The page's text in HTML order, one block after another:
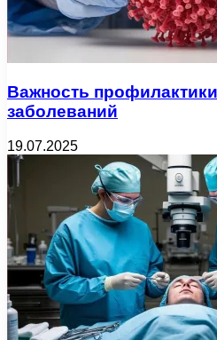
Важность
заболеваний
19.07.2025